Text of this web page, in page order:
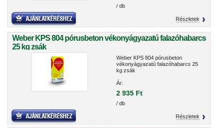
/ db
Részletek
Weber KPS 804 pórusbeton vékonyágyazatú falazóhabarcs
25 kg zsák
Weber KPS 804 pórusbeton
vékonyágyazatú falazóhabarcs 25
kg zsák
Ár:
2 935 Ft
/ db
Részletek